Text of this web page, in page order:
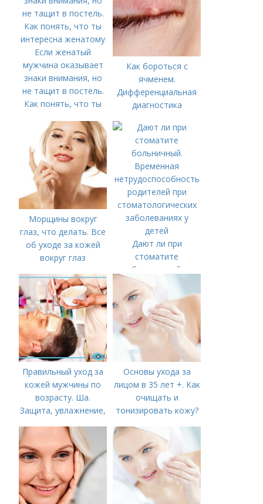
Если женатый
мужчина оказывает
знаки внимания, но
не тащит в постель.
Как понять, что ты
Как бороться с
ячменем.
Дифференциальная
диагностика
Морщины вокруг
глаз, что делать. Все
об уходе за кожей
вокруг глаз
Дают ли при
стоматите
больничный.
Временная
нетрудоспособность
родителей при
стоматологических
заболеваниях у
детей
Правильный уход за
кожей мужчины по
возрасту. Ша.
Защита, увлажнение,
Основы ухода за
лицом в 35 лет +. Как
очищать и
тонизировать кожу?